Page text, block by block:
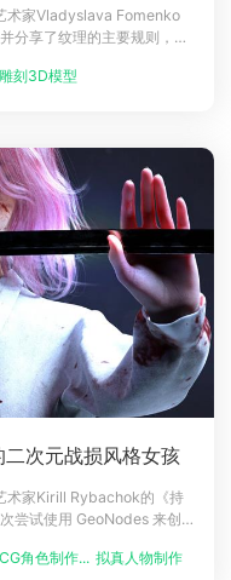
术家Vladyslava Fomenko
分享了纹理的主要规则，本
主要工作是创建 3D 雕刻环
雕刻3D模型
次元战损风格女孩
术家Kirill Rybachok的《持
尝试使用 GeoNodes 来创建
识始于在上学的时候，因为
CG角色制作... 拟真人物制作